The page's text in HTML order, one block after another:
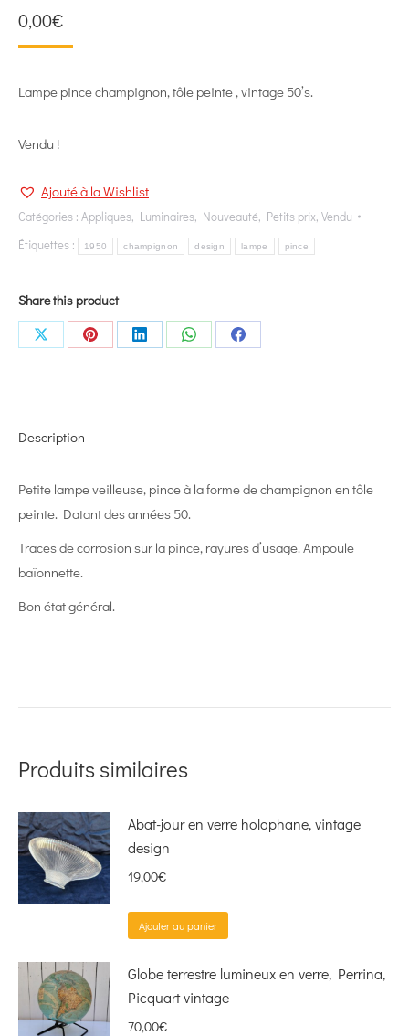
0,00€
Lampe pince champignon, tôle peinte , vintage 50’s.
Vendu !
Ajouté à la Wishlist
Catégories : Appliques, Luminaires, Nouveauté, Petits prix, Vendu
Étiquettes :
1950 champignon design lampe pince
Share this product
Share
Share
Share
Share
Share
Description
Petite lampe veilleuse, pince à la forme de champignon en tôle
peinte. Datant des années 50.
Traces de corrosion sur la pince, rayures d’usage. Ampoule
baïonnette.
Bon état général.
Produits similaires
Abat-jour en verre holophane, vintage
design
19,00€
Ajouter au panier
Globe terrestre lumineux en verre, Perrina,
Picquart vintage
70,00€